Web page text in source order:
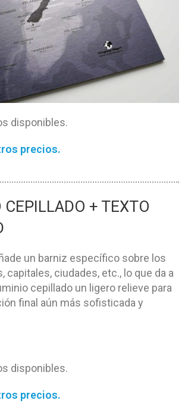
disponibles.
precios.
+ TEXTO
un barniz específico sobre los
capitales, ciudades, etc., lo que da a
cepillado un ligero relieve para
final aún más sofisticada y
disponibles.
precios.